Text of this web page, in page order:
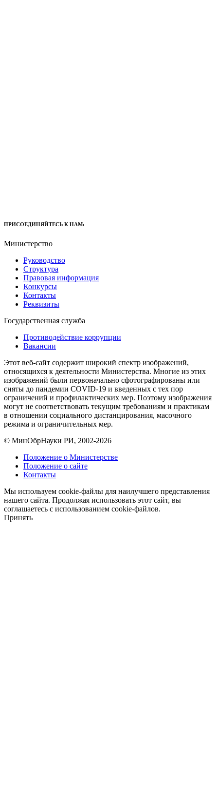
ПРИСОЕДИНЯЙТЕСЬ К НАМ:
Министерство
Руководство
Структура
Правовая информация
Конкурсы
Контакты
Реквизиты
Государственная служба
Противодействие коррупции
Вакансии
Этот веб-сайт содержит широкий спектр изображений,
относящихся к деятельности Министерства. Многие из этих
изображений были первоначально сфотографированы или
сняты до пандемии COVID-19 и введенных с тех пор
ограничений и профилактических мер. Поэтому изображения
могут не соответствовать текущим требованиям и практикам
в отношении социального дистанцирования, масочного
режима и ограничительных мер.
© МинОбрНауки РИ, 2002-2026
Положение о Министерстве
Положение о сайте
Контакты
Мы используем cookie-файлы для наилучшего представления
нашего сайта. Продолжая использовать этот сайт, вы
соглашаетесь с использованием cookie-файлов.
Принять